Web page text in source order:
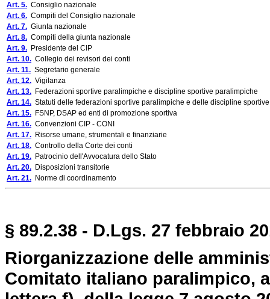
Art. 5. Consiglio nazionale
Art. 6. Compiti del Consiglio nazionale
Art. 7. Giunta nazionale
Art. 8. Compiti della giunta nazionale
Art. 9. Presidente del CIP
Art. 10. Collegio dei revisori dei conti
Art. 11. Segretario generale
Art. 12. Vigilanza
Art. 13. Federazioni sportive paralimpiche e discipline sportive paralimpiche
Art. 14. Statuti delle federazioni sportive paralimpiche e delle discipline
Art. 15. FSNP, DSAP ed enti di promozione sportiva
Art. 16. Convenzioni CIP - CONI
Art. 17. Risorse umane, strumentali e finanziarie
Art. 18. Controllo della Corte dei conti
Art. 19. Patrocinio dell'Avvocatura dello Stato
Art. 20. Disposizioni transitorie
Art. 21. Norme di coordinamento
§ 89.2.38 - D.Lgs. 27 febbraio
Riorganizzazione delle
Comitato italiano paralimpico,